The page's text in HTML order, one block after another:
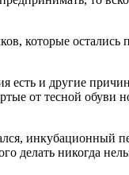
которые
есть и другие
от тесной обуви
инкубационный
никогда